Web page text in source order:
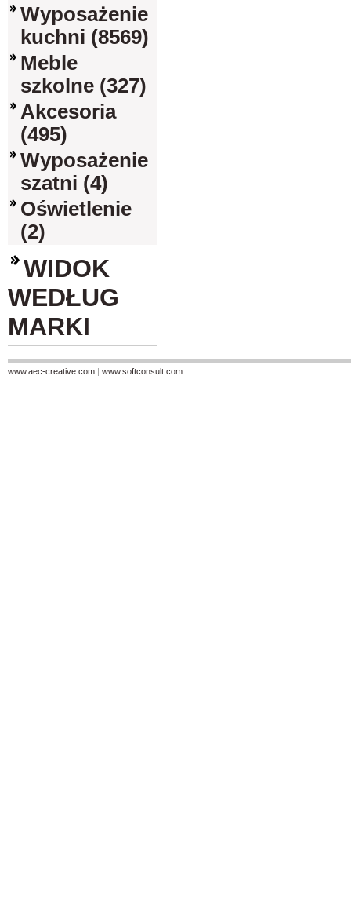
Wyposażenie
kuchni (8569)
Meble
szkolne (327)
Akcesoria
(495)
Wyposażenie
szatni (4)
Oświetlenie
(2)
WIDOK
WEDŁUG
MARKI
www.aec-creative.com | www.softconsult.com